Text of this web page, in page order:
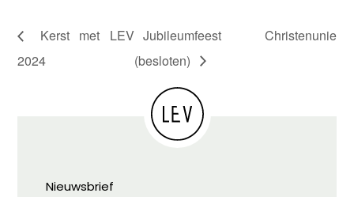
Kerst met LEV
2024
Jubileumfeest Christenunie
(besloten)
Nieuwsbrief